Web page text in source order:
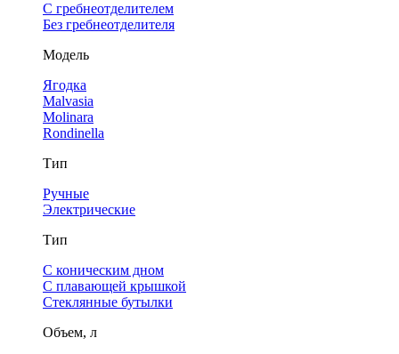
С гребнеотделителем
Без гребнеотделителя
Модель
Ягодка
Malvasia
Molinara
Rondinella
Тип
Ручные
Электрические
Тип
С коническим дном
С плавающей крышкой
Стеклянные бутылки
Объем, л